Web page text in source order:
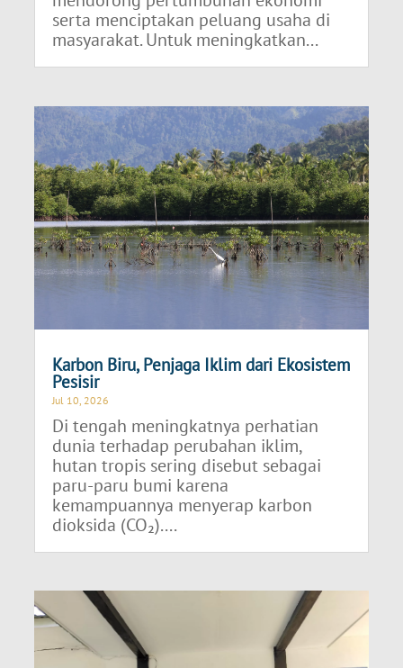
serta menciptakan peluang usaha di
masyarakat. Untuk meningkatkan...
Karbon Biru, Penjaga Iklim dari Ekosistem
Pesisir
Jul 10, 2026
Di tengah meningkatnya perhatian
dunia terhadap perubahan iklim,
hutan tropis sering disebut sebagai
paru-paru bumi karena
kemampuannya menyerap karbon
dioksida (CO₂)....